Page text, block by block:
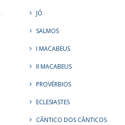
JÓ
SALMOS
I MACABEUS
II MACABEUS
PROVÉRBIOS
ECLESIASTES
CÂNTICO DOS CÂNTICOS